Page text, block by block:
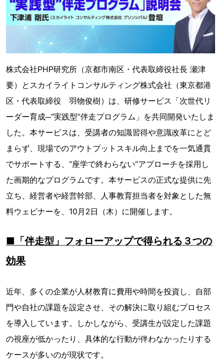
株式会社PHP研究所（京都市南区・代表取締役社長 瀬津
要）とスカイライトコンサルティング株式会社（東京都港
区・代表取締役 羽物俊樹）は、研修サービス「次世代リ
ーダー育成─“実践型”伴走プログラム」を共同開発いたしま
した。本サービスは、受講者の知識習得や意識改革にとど
まらず、現場でのアウトプットスキル向上までを一気通貫
でサポートする、“座学で終わらない”アプローチを採用し
た画期的なプログラムです。本サービスの正式な提供に先
立ち、経営者や経営幹部、人事教育担当者を対象とした無
料ウェビナーを、10月2日（木）に開催します。
■「伴走型」フォローアップで得られる３つの
効果
近年、多くの企業が人材教育に費用や時間を投資し、自部
門や自社の課題を設定させ、その解決に取り組むプロセス
を導入しています。しかしながら、受講生が設定した課題
の視座が低かったり、具体的な行動が伴わなかったりする
ケースが多いのが現状です。